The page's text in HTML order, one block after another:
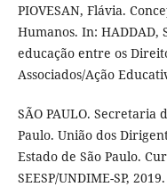
PIOVESAN, Flávia.
Humanos. In: HADDAD,
educação entre os
Associados/Ação
SÃO PAULO. Secretaria
Paulo. União dos
Estado de São Paulo.
SEESP/UNDIME-SP,